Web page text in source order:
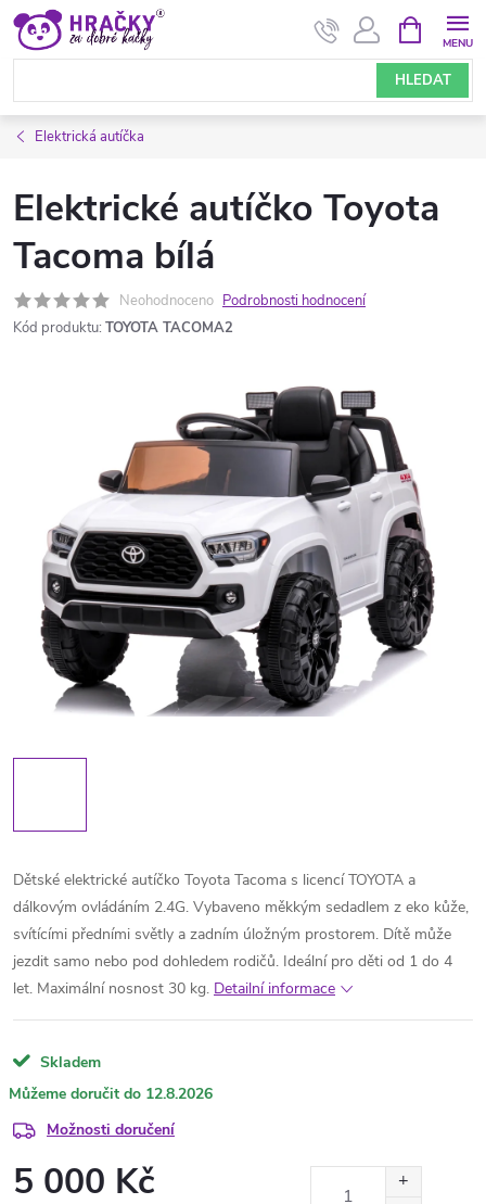
Přejít
obsah
HLEDAT
NÁKUPNÍ
KOŠÍK
Elektrická autíčka
Elektrické autíčko Toyota
Tacoma bílá
Neohodnoceno Podrobnosti hodnocení
Kód produktu: TOYOTA TACOMA2
Dětské elektrické autíčko Toyota Tacoma s licencí TOYOTA a
dálkovým ovládáním 2.4G. Vybaveno měkkým sedadlem z eko kůže,
svítícími předními světly a zadním úložným prostorem. Dítě může
jezdit samo nebo pod dohledem rodičů. Ideální pro děti od 1 do 4
let. Maximální nosnost 30 kg. Detailní informace
Skladem
12.8.2026
Možnosti doručení
5 000 Kč